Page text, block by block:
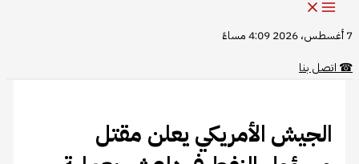
7 أغسطس، 2026 4:09 مساءً
☎اتصل بنا
الجيش الأمريكي يعلن مقتل